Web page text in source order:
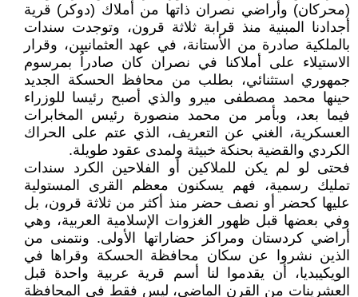
(محركان) وأراضي نصران ذاتها من أملاك (دوكر) قرية
أجدادنا المبنية منذ قرابة ثلاثة قرون، وتوجدت سندات
بالملكية صادرة من الأستانة، في عهد العثمانيين، وقرار
الاستيلاء على أملاكنا في نصران كان صادراُ بمرسوم
جمهوري استثنائي، بطلب من محافظ الحسكة الجديد
حينها محمد مصطفى ميرو والذي أصبح رئيسا للوزراء
فيما بعد، وبأمر من محمد منصورة رئيس المخابرات
العسكرية، الغني عن التعريف، الذي عتم على الحراك
الكردي والقضية بحنكة خبيثة ولمدى عقود طويلة.
فحتى لو لم يكن للملاكين أو الفلاحين الكرد سندات
تمليك رسمية، فهم يسكنون معظم القرى المستولية
عليها كحضر أو نصف حضر منذ أكثر من ثلاثة قرون، بل
وفي بعضها قبل ظهور الغزوات الإسلامية العربية، وهي
أراضي كردستان ومراكز حضاراتها الأولى. ونتمنى من
الذين نشروا عن سكان محافظة الحسكة وقراها في
الويكيبديا، أن يقدموا لنا أسم قرية عربية واحدة قبل
العشرينات من القرن الماضي، ليس فقط في المحافظة